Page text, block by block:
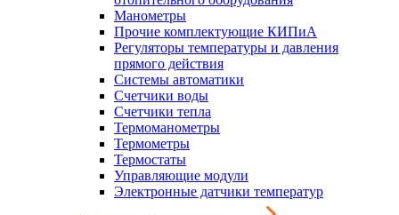
Манометры
Прочие комплектующие КИПиА
Регуляторы температуры и давления
прямого действия
Системы автоматики
Счетчики воды
Счетчики тепла
Термоманометры
Термометры
Термостаты
Управляющие модули
Электронные датчики температур